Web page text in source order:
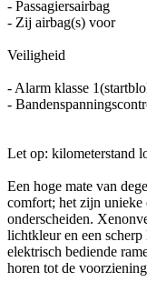
- Passagiersairbag
- Zij airbag(s) voor
Veiligheid
- Alarm klasse
-
Let op: kilometerstand
Een hoge mate van
comfort; het zijn unieke
onderscheiden.
lichtkleur en een
elektrisch bediende
horen tot de